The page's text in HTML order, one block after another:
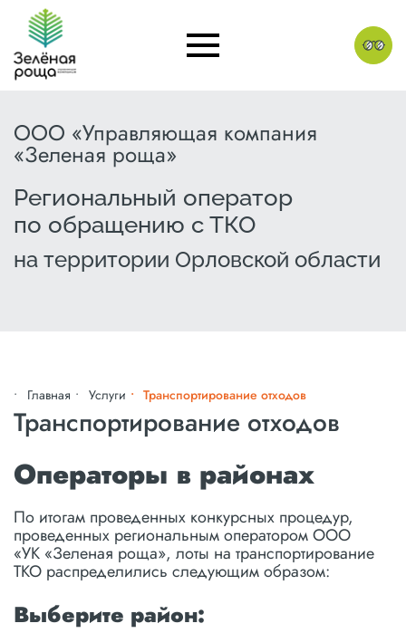
ООО «Управляющая компания
«Зеленая роща»
Региональный оператор
по обращению с ТКО
на территории Орловской области
Главная Услуги Транспортирование отходов
Транспортирование отходов
Операторы в районах
По итогам проведенных конкурсных процедур,
проведенных региональным оператором ООО
«УК «Зеленая роща», лоты на транспортирование
ТКО распределились следующим образом:
Выберите район: